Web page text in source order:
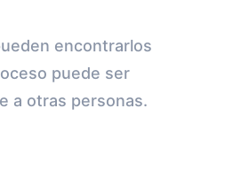
encontrarlos
puede ser
a otras personas.